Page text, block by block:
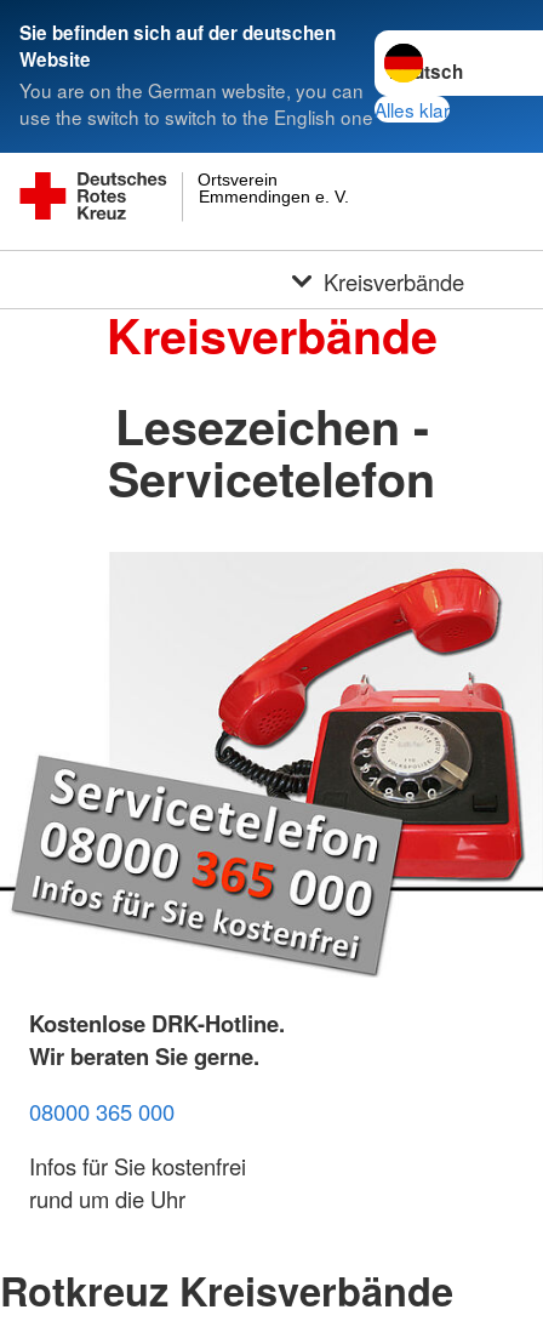
Sie befinden sich auf der deutschen
Website
You are on the German website, you can
use the switch to switch to the English one
Sprache wechseln
Alles klar
Emmendingen e. V.
Ortsverein
Kreisverbände
Kreisverbände
Lesezeichen -
Servicetelefon
Kostenlose DRK-Hotline.
Wir beraten Sie gerne.
08000 365 000
Infos für Sie kostenfrei
rund um die Uhr
Rotkreuz Kreisverbände